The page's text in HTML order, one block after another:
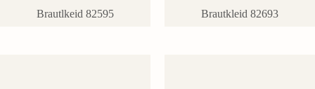
Brautlkeid 82595 Brautkleid 82693